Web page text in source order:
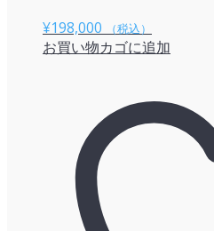
¥198,000 （税込）
お買い物カゴに追加